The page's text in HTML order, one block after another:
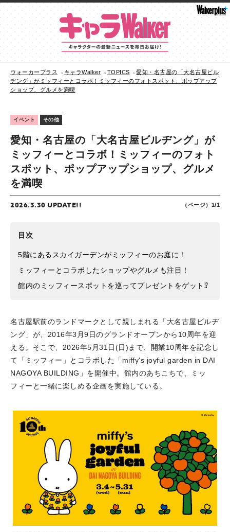
ウォーカープラス キャラWalker TOPICS
愛知・名古屋の「大名古屋ビル
ヂング」がミッフィーとコラボ！ミッフィーのフォトスポット、ポップアップ
ショップ、グルメを満喫
イベント その他
愛知・名古屋の「大名古屋ビルヂング」が
ミッフィーとコラボ！ミッフィーのフォト
スポット、ポップアップショップ、グルメ
を満喫
2026.3.30 UPDATE!! （ページ）1/1
目次
5階にあるスカイガーデンがミッフィーのお庭に！
ミッフィーとコラボしたショップやグルメも注目！
館内のミッフィースポットを巡ってプレゼントをゲット⁉
名古屋駅前のランドマークとして親しまれる「大名古屋ビルヂ
ング」が、2016年3月9日のグランドオープンから10周年を迎
える。そこで、2026年5月31日(日)まで、開業10周年を記念し
て「ミッフィー」とコラボした「miffy's joyful garden in DAI
NAGOYA BUILDING」を開催中。館内のあちこちで、ミッ
フィーと一緒に楽しめる企画を実施している。